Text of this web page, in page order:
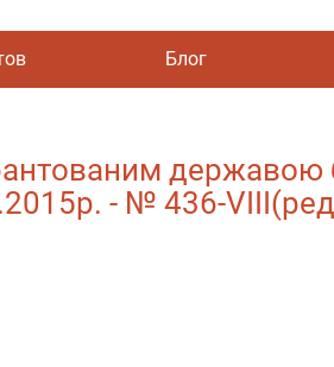
Блог
державою
- № 436-